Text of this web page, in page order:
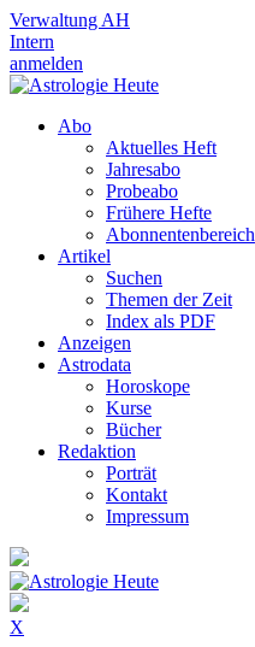
Verwaltung AH
Intern
anmelden
Abo
Aktuelles Heft
Jahresabo
Probeabo
Frühere Hefte
Abonnentenbereich
Artikel
Suchen
Themen der Zeit
Index als PDF
Anzeigen
Astrodata
Horoskope
Kurse
Bücher
Redaktion
Porträt
Kontakt
Impressum
X